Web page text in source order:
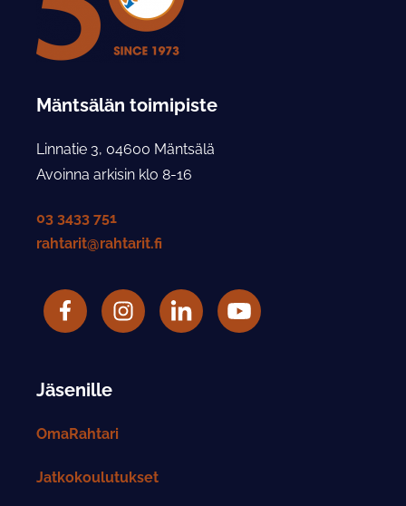
Mäntsälän toimipiste
Linnatie 3, 04600 Mäntsälä
Avoinna arkisin klo 8-16
03 3433 751
rahtarit@rahtarit.fi
FacebookRahtarit ry Instagram-tili
LinkedIn Rahtarit ry YouTube-tili
Jäsenille
OmaRahtari
Jatkokoulutukset